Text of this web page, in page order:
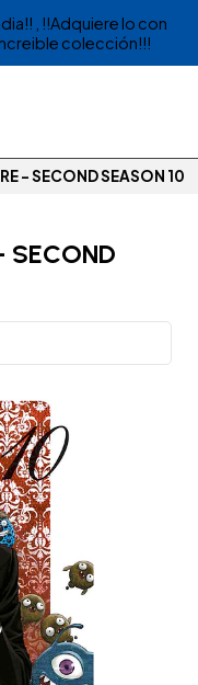
, !!Adquiere lo con
colección!!!
- SECOND SEASON 10
SECOND